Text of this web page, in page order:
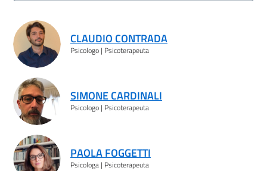
Risultati ricerca
CLAUDIO CONTRADA
Psicologo | Psicoterapeuta
SIMONE CARDINALI
Psicologo | Psicoterapeuta
PAOLA FOGGETTI
Psicologa | Psicoterapeuta